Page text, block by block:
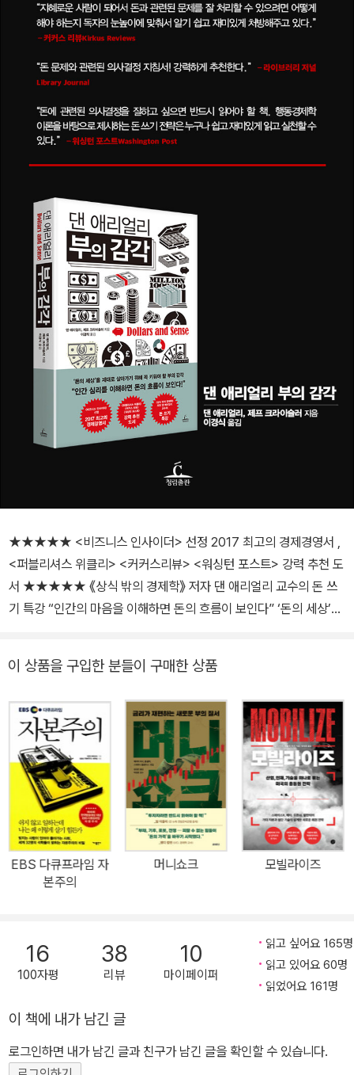
★★★★★ <비즈니스 인사이더> 선정 2017 최고의 경제경영서 ,
<퍼블리셔스 위클리> <커커스리뷰> <워싱턴 포스트> 강력 추천 도
서 ★★★★★ 《상식 밖의 경제학》 저자 댄 애리얼리 교수의 돈 쓰
기 특강 “인간의 마음을 이해하면 돈의 흐름이 보인다” ‘돈의 세상’을
으로 달려간다. 하지만 100만 원짜리 가구를 살 때 1만 원을 아끼기
위해서는 10분 거리에 있는 다른 가게로도 가지 않는다. 어차피 할인
되는 가격은 똑같이 1만 원인데 말이다. 왜일까? 우리는 돈을 숫자로,
가치로 그리고 일정한 양의 금액으로 생각한다. 그러나 결국 우리가
돈을 쓸 때는 이성보다 감정을 앞세운다. 감정은 돈과 관련된 행동을
유도하는 데 결정적인 역할을 하며, 우리가 저축을 하려 하고 어떤 것
의 가치를 측정하려 하고 또 책임성 있게 지출하려 할 때 최악의 적이
되어 자주 우리를 방해한다. 베스트셀러 작가이자 행동경제학자인 댄
애리얼리와 코미디언이자 저술가인 제프 크라이슬러는 신간《댄 애리
얼리 부의 감각》에서 인간의 두뇌와 돈 사이의 위태로운 관계에 대한
구를 파헤치면서, 돈 문제와 관련해서 보다 나은 선택을 할 수 있도록
우리 인간이 가진 본능들을 극복할 방법들을 설명해준다. “왜 우리는
물건을 사고 나서 늘 후회할까?” : 가치와 무관하게 돈을 쓰지 않기
상품을 사는 것, 어느 쪽이 돈을 더 아낄 수 있을까? √ 2분 만에 잠긴
문을 따주는 열쇠 수리공, 1시간 만에 잠긴 문을 따주는 열쇠 수리공,
이 상품을 구입한 분들이 구매한 상품
EBS 다큐프라임 자
본주의
머니쇼크 모빌라이즈
16
100자평
38
리뷰
10
마이페이퍼
읽고 싶어요 165명
읽고 있어요 60명
읽었어요 161명
이 책에 내가 남긴 글
로그인하면 내가 남긴 글과 친구가 남긴 글을 확인할 수 있습니다.